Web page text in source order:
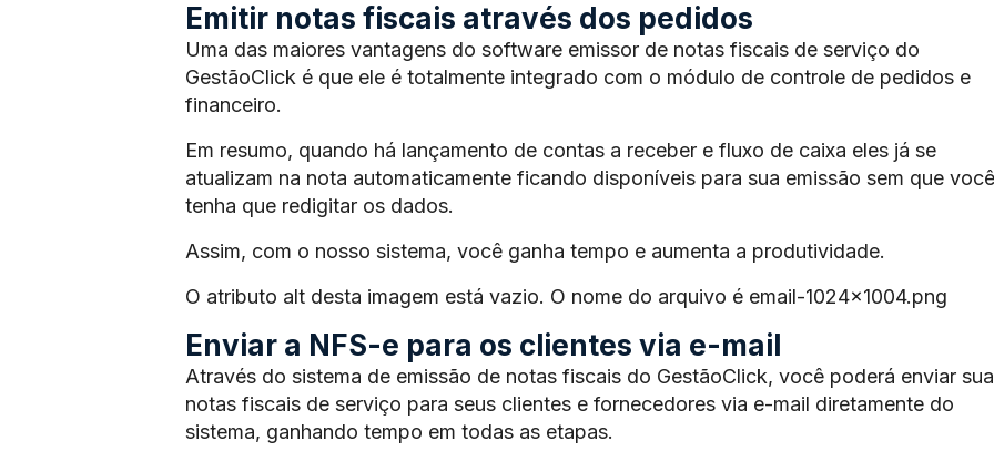
Emitir notas fiscais através dos pedidos
Uma das maiores vantagens do software emissor de notas fiscais de serviço do
GestãoClick é que ele é totalmente integrado com o módulo de controle de pedidos e
financeiro.
Em resumo, quando há lançamento de contas a receber e fluxo de caixa eles já se
atualizam na nota automaticamente ficando disponíveis para sua emissão sem que você
tenha que redigitar os dados.
Assim, com o nosso sistema, você ganha tempo e aumenta a produtividade.
O atributo alt desta imagem está vazio. O nome do arquivo é email-1024×1004.png
Enviar a NFS-e para os clientes via e-mail
Através do sistema de emissão de notas fiscais do GestãoClick, você poderá enviar
notas fiscais de serviço para seus clientes e fornecedores via e-mail diretamente do
sistema, ganhando tempo em todas as etapas.